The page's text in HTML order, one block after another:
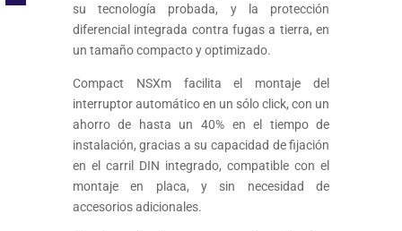
su tecnología probada, y la protección
diferencial integrada contra fugas a tierra, en
un tamaño compacto y optimizado.
Compact NSXm facilita el montaje del
interruptor automático en un sólo click, con un
ahorro de hasta un 40% en el tiempo de
instalación, gracias a su capacidad de fijación
en el carril DIN integrado, compatible con el
montaje en placa, y sin necesidad de
accesorios adicionales.